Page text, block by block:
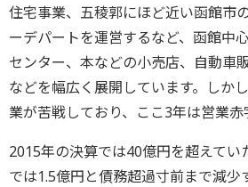
住宅事業、五稜郭にほど近い函館市
ーデパートを運営するなど、函館中
センター、本などの小売店、自動車
などを幅広く展開しています。しか
業が苦戦しており、ここ3年は営業赤
2015年の決算では40億円を超えてい
では1.5億円と債務超過寸前まで減少